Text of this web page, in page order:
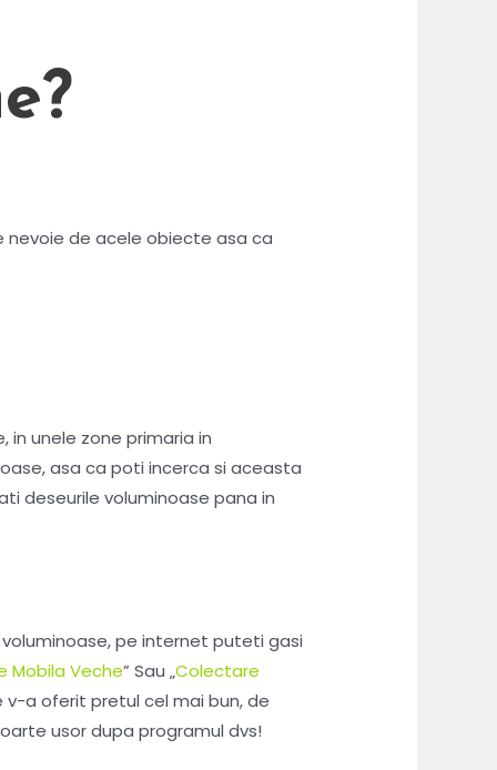
nevoie de acele obiecte asa ca
unele zone primaria in
asa ca poti incerca si aceasta
deseurile voluminoase pana in
pe internet puteti gasi
Mobila Veche” Sau „Colectare
a oferit pretul cel mai bun, de
usor dupa programul dvs!